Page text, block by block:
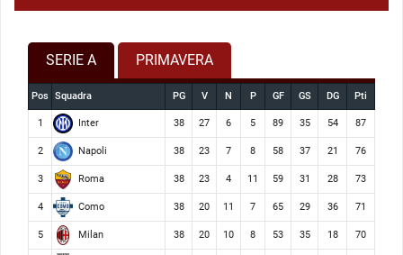
SERIE A PRIMAVERA
Pos Squadra PG V N P GF GS DG Pti
1 Inter 38 27 6 5 89 35 54 87
2 Napoli 38 23 7 8 58 37 21 76
3 Roma 38 23 4 11 59 31 28 73
4 Como 38 20 11 7 65 29 36 71
5 Milan 38 20 10 8 53 35 18 70